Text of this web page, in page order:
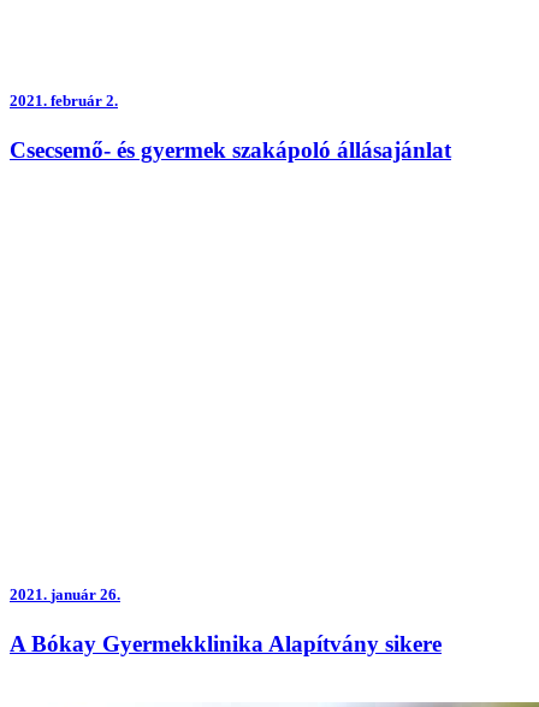
2021. február 2.
Csecsemő- és gyermek szakápoló állásajánlat
2021. január 26.
A Bókay Gyermekklinika Alapítvány sikere